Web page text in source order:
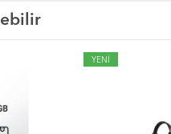
YENİ